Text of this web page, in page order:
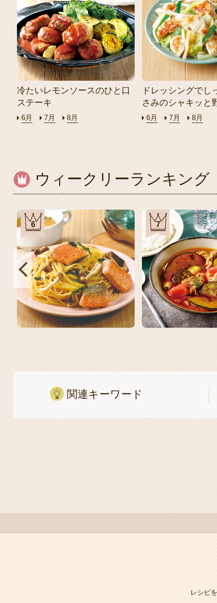
冷たいレモンソースのひと口
ステーキ
6月 7月 8月
ドレッシングでし
さみのシャキッと
6月 7月 8月
ウィークリーランキング
6 7
関連キーワード
レシピ